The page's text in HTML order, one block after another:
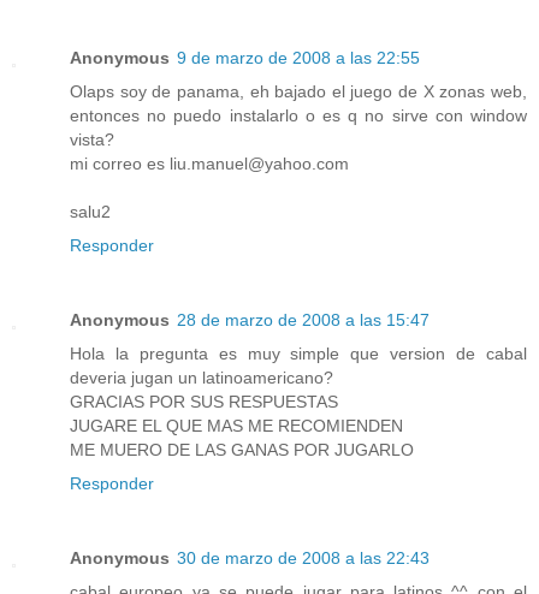
Anonymous 9 de marzo de 2008 a las 22:55
Olaps soy de panama, eh bajado el juego de X zonas web,
entonces no puedo instalarlo o es q no sirve con window
vista?
mi correo es liu.manuel@yahoo.com
salu2
Responder
Anonymous 28 de marzo de 2008 a las 15:47
Hola la pregunta es muy simple que version de cabal
deveria jugan un latinoamericano?
GRACIAS POR SUS RESPUESTAS
JUGARE EL QUE MAS ME RECOMIENDEN
ME MUERO DE LAS GANAS POR JUGARLO
Responder
Anonymous 30 de marzo de 2008 a las 22:43